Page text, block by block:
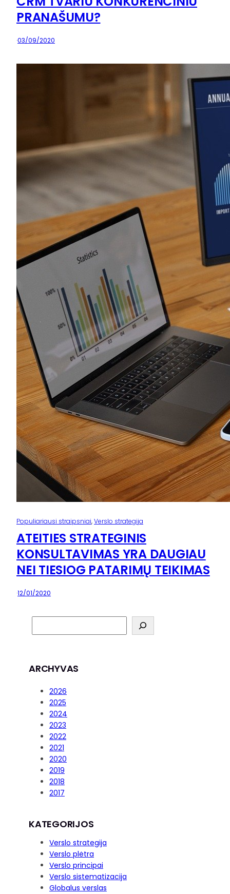
PRANAŠUMU?
·03/09/2020
Populiariausi straipsniai, Verslo strategija
ATEITIES STRATEGINIS
KONSULTAVIMAS YRA DAUGIAU
NEI TIESIOG PATARIMŲ TEIKIMAS
·12/01/2020
e
c
ARCHYVAS
2026
2025
2024
2023
2022
2021
2020
2019
2018
2017
KATEGORIJOS
Verslo strategija
Verslo plėtra
Verslo principai
Verslo sistematizacija
Globalus verslas